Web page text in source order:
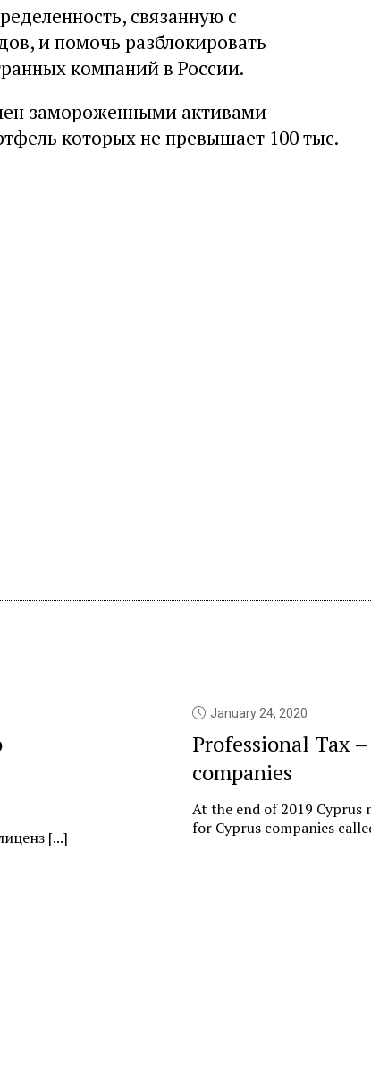
связанную с
и помочь разблокировать
компаний в России.
замороженными активами
которых не превышает 100 тыс.
[...]
January 24, 2020
Professional Tax
companies
At the end of 2019
for Cyprus companies